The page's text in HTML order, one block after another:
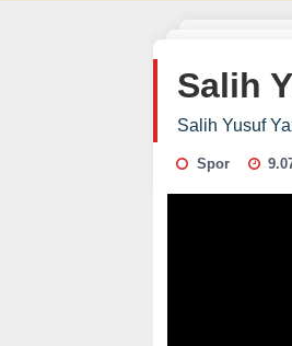
Salih
Salih Yusuf
Spor